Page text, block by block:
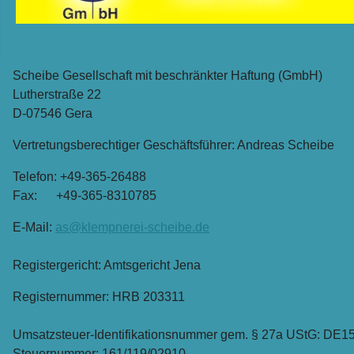
Scheibe Gesellschaft mit beschränkter Haftung (GmbH)
Lutherstraße 22
D-07546 Gera
Vertretungsberechtiger Geschäftsführer: Andreas Scheibe
Telefon: +49-365-26488
Fax: +49-365-8310785
E-Mail: as@klempnerei-scheibe.de
Registergericht: Amtsgericht Jena
Registernummer: HRB 203311
Umsatzsteuer-Identifikationsnummer gem. § 27a UStG: